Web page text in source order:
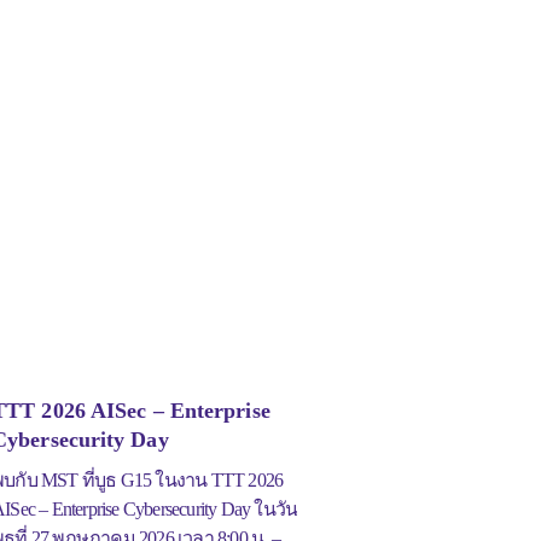
2026 AISec – Enterprise
Day
กับ MST ที่บูธ G15 ในงาน TTT 2026
– Enterprise Cybersecurity Day ในวัน